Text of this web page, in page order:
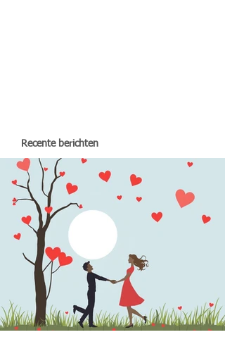
Recente berichten